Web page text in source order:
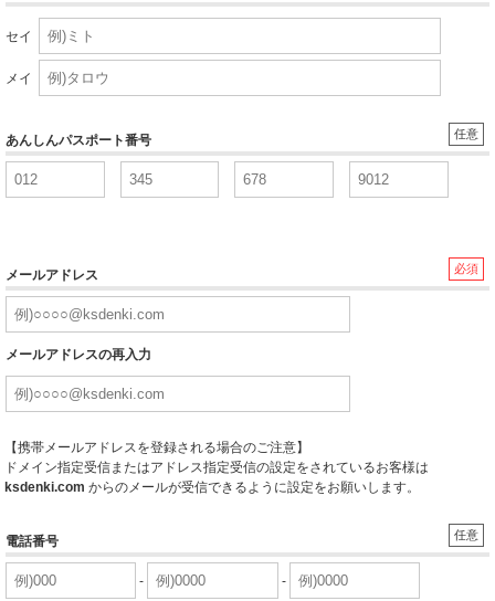
セイ
メイ
任意
あんしんパスポート番号
必須
メールアドレス
メールアドレスの再入力
【携帯メールアドレスを登録される場合のご注意】
ドメイン指定受信またはアドレス指定受信の設定をされているお客様は
ksdenki.com からのメールが受信できるように設定をお願いします。
任意
電話番号
- -